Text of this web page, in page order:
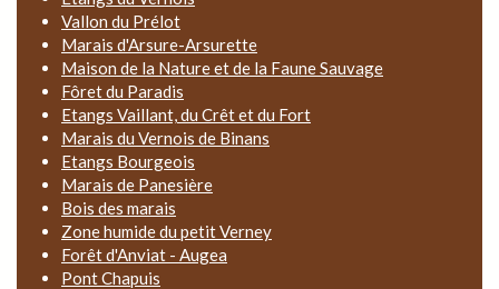
Vallon du Prélot
Marais d'Arsure-Arsurette
Maison de la Nature et de la Faune Sauvage
Fôret du Paradis
Etangs Vaillant, du Crêt et du Fort
Marais du Vernois de Binans
Etangs Bourgeois
Marais de Panesière
Bois des marais
Zone humide du petit Verney
Forêt d'Anviat - Augea
Pont Chapuis